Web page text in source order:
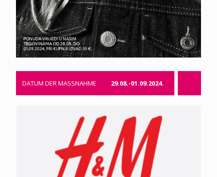
DATUM DER MASSNAHME 29.08.-01.09.2024.